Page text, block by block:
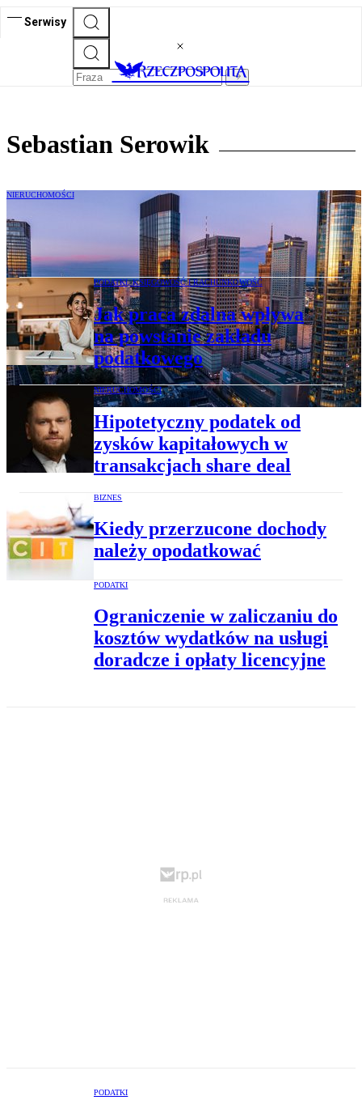
Serwisy
Sebastian Serowik
NIERUCHOMOŚCI
REIT-y w Polsce: czas na przemyślaną
implementację
PODATKI, KSIĘGOWOŚĆ I RACHUNKOWOŚĆ
Jak praca zdalna wpływa
na powstanie zakładu
podatkowego
NIERUCHOMOŚCI
Hipotetyczny podatek od
zysków kapitałowych w
transakcjach share deal
BIZNES
Kiedy przerzucone dochody
należy opodatkować
PODATKI
Ograniczenie w zaliczaniu do
kosztów wydatków na usługi
doradcze i opłaty licencyjne
PODATKI